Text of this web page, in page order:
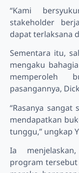
“Kami
stakeholder
dapat terlaksana
Sementara itu,
mengaku
memperoleh
pasangannya,
“Rasanya
mendapatkan
tunggu,” ungkap
Ia
program tersebut